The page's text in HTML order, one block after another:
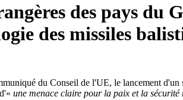
des pays du
des missiles
du Conseil de l'UE, le lancement
une menace claire pour la paix et la sécurité